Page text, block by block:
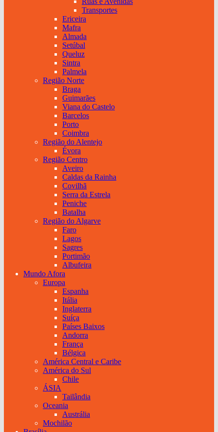
Transportes
Ericeira
Mafra
Almada
Setúbal
Queluz
Sintra
Palmela
Região Norte
Braga
Guimarães
Viana do Castelo
Barcelos
Porto
Coimbra
Região do Alentejo
Évora
Região Centro
Aveiro
Caldas da Rainha
Covilhã
Serra da Estrela
Peniche
Batalha
Região do Algarve
Faro
Lagos
Sagres
Portimão
Albufeira
Mundo Afora
Europa
Espanha
Itália
Inglaterra
Suíça
Países Baixos
Andorra
França
Bélgica
América Central e Caribe
América do Sul
Chile
ÁSIA
Tailândia
Oceania
Austrália
Mochilão